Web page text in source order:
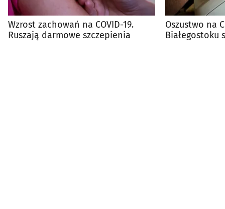
Wzrost zachowań na COVID-19.
Ruszają darmowe szczepienia
Oszustwo na
Białegostoku